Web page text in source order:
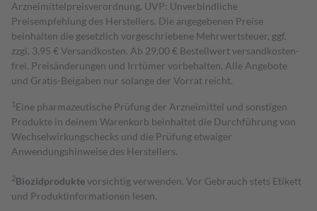
Arzneimittelpreisverordnung. UVP: Unverbindliche
Preisempfehlung des Herstellers. Die angegebenen Preise
beinhalten die gesetzlich vorgeschriebene Mehrwertsteuer, ggf.
zzgl. 3,95 € Versandkosten. Ab 29,00 € Bestell­wert versand­kosten­
frei. Preisänderungen und Irrtümer vorbehalten. Alle Angebote
und Gratis-Beigaben nur solange der Vorrat reicht.
1 Eine pharmazeutische Prüfung der Arzneimittel und sonstigen
Produkte in deinem Warenkorb beinhaltet die Durchführung von
Wechselwirkungschecks und die Prüfung etwaiger
Anwendungshinweise des Herstellers.
2Biozidproduktevorsichtig verwenden. Vor Gebrauch stets Etikett
und Produktinformationen lesen.